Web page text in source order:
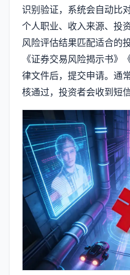
识别验证，系统会自动比
个人职业、收入来源、投
风险评估结果匹配适合的
《证券交易风险揭示书》
律文件后，提交申请。通
核通过，投资者会收到短信